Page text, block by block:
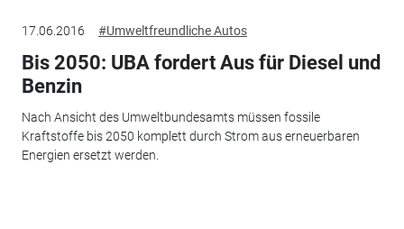
17.06.2016 #Umweltfreundliche Autos
Bis 2050: UBA fordert Aus für Diesel und
Benzin
Nach Ansicht des Umweltbundesamts müssen fossile
Kraftstoffe bis 2050 komplett durch Strom aus erneuerbaren
Energien ersetzt werden.